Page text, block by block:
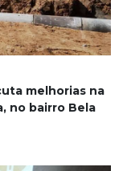
melhorias na
no bairro Bela